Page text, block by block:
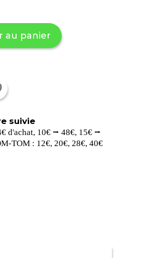
au panier
suivie
d'achat, 10€ ⭢ 48€, 15€ ⭢
TOM : 12€, 20€, 28€, 40€